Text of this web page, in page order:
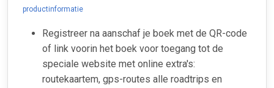
productinformatie
Registreer na aanschaf je boek met de QR-code
of link voorin het boek voor toegang tot de
speciale website met online extra's:
routekaartem, gps-routes alle roadtrips en